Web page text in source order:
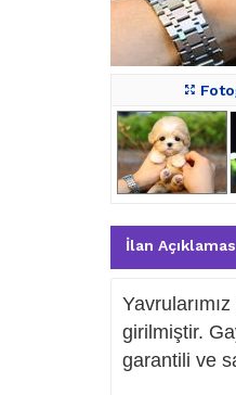
İlan
girilmiştir.
garantili ve